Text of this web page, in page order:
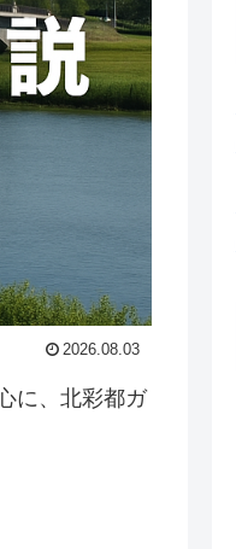
2026.08.03
に、北彩都ガ